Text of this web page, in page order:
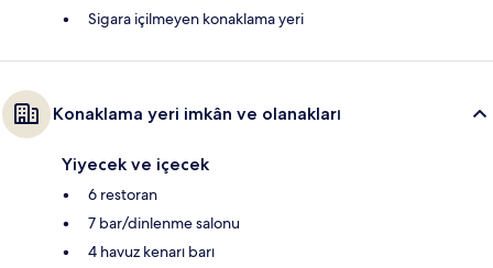
Sigara içilmeyen konaklama yeri
Konaklama yeri imkân ve olanakları
Yiyecek ve içecek
6 restoran
7 bar/dinlenme salonu
4 havuz kenarı barı